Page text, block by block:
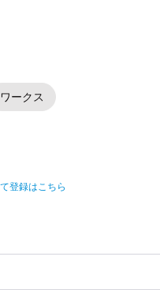
ワークス
登録はこちら